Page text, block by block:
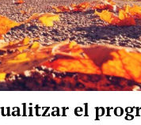
el